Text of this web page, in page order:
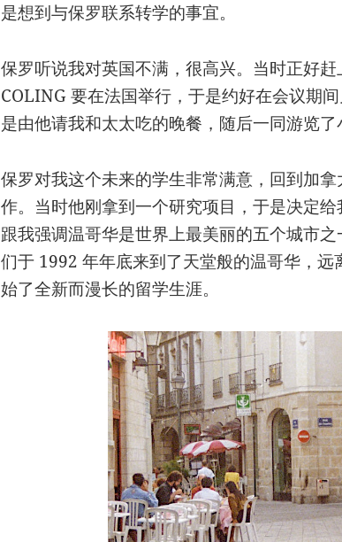
是想到与保罗联系转学的事宜。
保罗听说我对英国不满，很高兴。当时正好
COLING 要在法国举行，于是约好在会议期
是由他请我和太太吃的晚餐，随后一同游览了
保罗对我这个未来的学生非常满意，回到加
作。当时他刚拿到一个研究项目，于是决定
跟我强调温哥华是世界上最美丽的五个城市
们于 1992 年年底来到了天堂般的温哥华，
始了全新而漫长的留学生涯。